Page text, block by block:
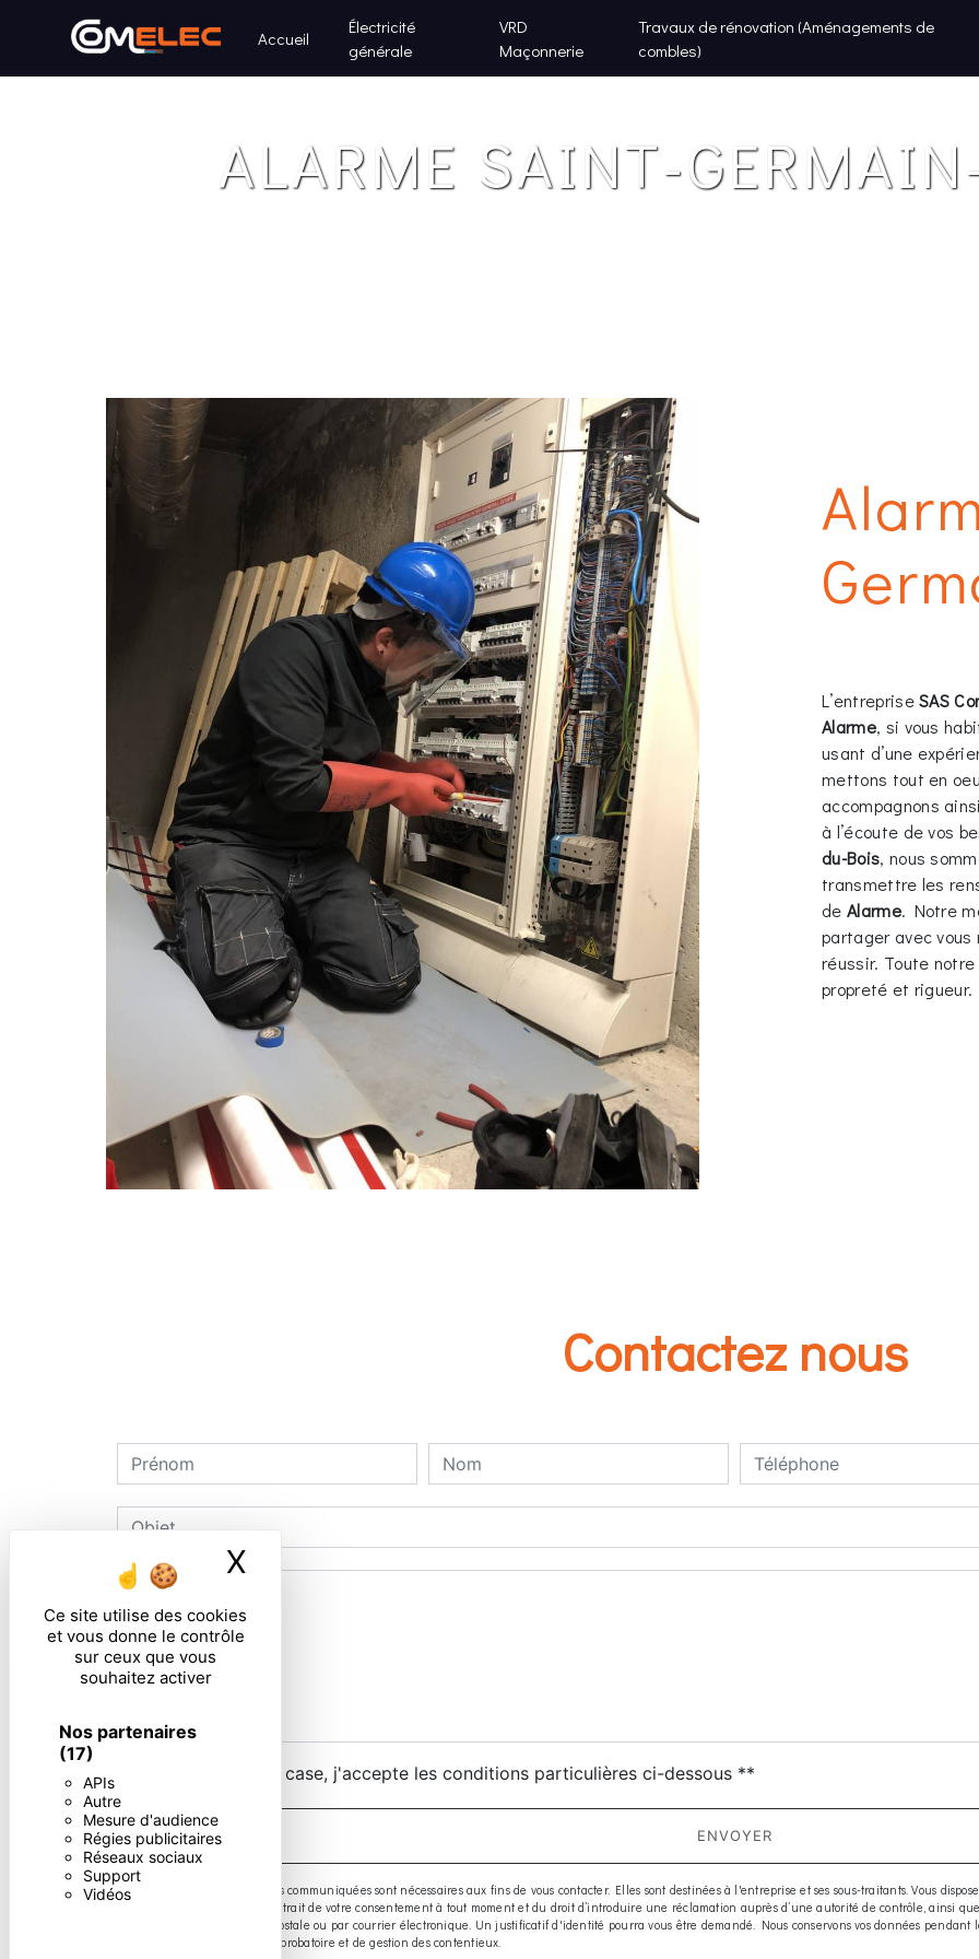
Panneau de gestion des cookies
Ce site utilise des cookies
et vous donne le contrôle
sur ceux que vous
souhaitez activer
Nos partenaires
(17)
APIs
Autre
Mesure d'audience
Régies publicitaires
Réseaux sociaux
Support
Vidéos
X Masquer le bandeau des cookies
Accueil
Électricité
générale
VRD
Maçonnerie
Travaux de rénovation (Aménagements de
combles)
ALARME SAINT-
L’entrepriseSAS
Alarme, si vous
usant d’une
mettons tout en
accompagnons
à l’écoute de vos
du-Bois, nous
transmettre les
de Alarme. Notre
partager avec
réussir. Toute
propreté et rigueur.
Contactez nous
En cochant cette case, j'accepte les conditions particulières ci-dessous **
ENVOYER
** Les données personnelles communiquées sont nécessaires aux fins de vous contacter. Elles sont destinées à l'entreprise et ses sous-traitants. Vous
limitation, d’opposition, de retrait de votre consentement à tout moment et du droit d’introduire une réclamation auprès d’une autorité de contrôle, ainsi
exercer ces droits par voie postale ou par courrier électronique. Un justificatif d'identité pourra vous être demandé. Nous conservons vos données
prescription légale aux fins probatoire et de gestion des contentieux.